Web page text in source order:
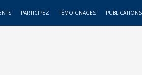
PARTICIPEZ TÉMOIGNAGES PUBLICATIONS